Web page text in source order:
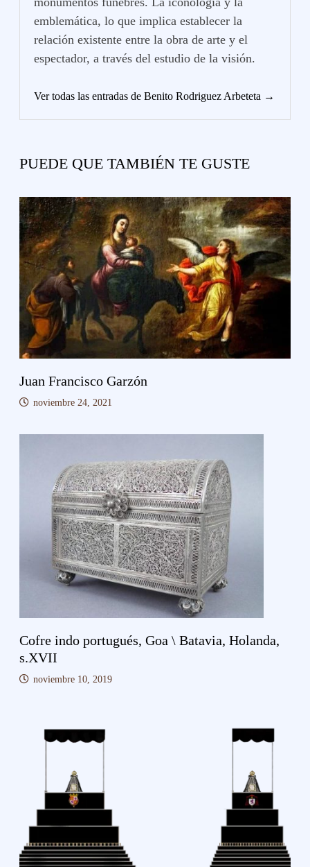
emblemática, lo que implica establecer la
relación existente entre la obra de arte y el
espectador, a través del estudio de la visión.
Ver todas las entradas de Benito Rodriguez Arbeteta →
PUEDE QUE TAMBIÉN TE GUSTE
Juan Francisco Garzón
noviembre 24, 2021
Cofre indo portugués, Goa \ Batavia, Holanda,
s.XVII
noviembre 10, 2019